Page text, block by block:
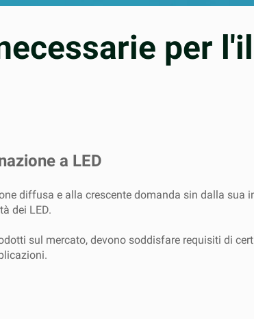
per
a LED
diffusa e alla crescente domanda sin dalla sua
dei LED.
sul mercato, devono soddisfare requisiti di